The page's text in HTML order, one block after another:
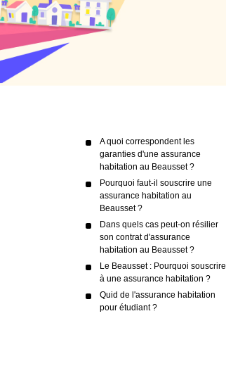
A quoi correspondent les
garanties d'une assurance
habitation au Beausset ?
Pourquoi faut-il souscrire une
assurance habitation au
Beausset ?
Dans quels cas peut-on résilier
son contrat d'assurance
habitation au Beausset ?
Le Beausset : Pourquoi souscrire
à une assurance habitation ?
Quid de l'assurance habitation
pour étudiant ?